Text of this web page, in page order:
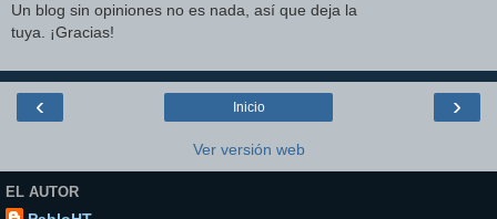
Un blog sin opiniones no es nada, así que deja la
tuya. ¡Gracias!
‹ ›
Inicio
Ver versión web
EL AUTOR